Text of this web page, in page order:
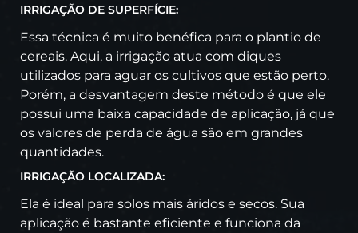
IRRIGAÇÃO DE SUPERFÍCIE:
Essa técnica é muito benéfica para o plantio de
cereais. Aqui, a irrigação atua com diques
utilizados para aguar os cultivos que estão perto.
Porém, a desvantagem deste método é que ele
possui uma baixa capacidade de aplicação, já que
os valores de perda de água são em grandes
quantidades.
IRRIGAÇÃO LOCALIZADA:
Ela é ideal para solos mais áridos e secos. Sua
aplicação é bastante eficiente e funciona da